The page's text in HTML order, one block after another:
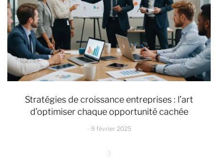
Stratégies de croissance entreprises : l’art
d’optimiser chaque opportunité cachée
9 février 2025
3